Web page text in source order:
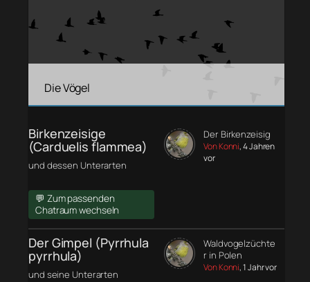
Die Vögel
Birkenzeisige
(Carduelis flammea)
und dessen Unterarten
💬 Zum passenden
Chatraum wechseln
Der Birkenzeisig
Von Konni, 4 Jahren
vor
Der Gimpel (Pyrrhula
pyrrhula)
und seine Unterarten
Waldvogelzüchte
r in Polen
Von Konni, 1 Jahr vor